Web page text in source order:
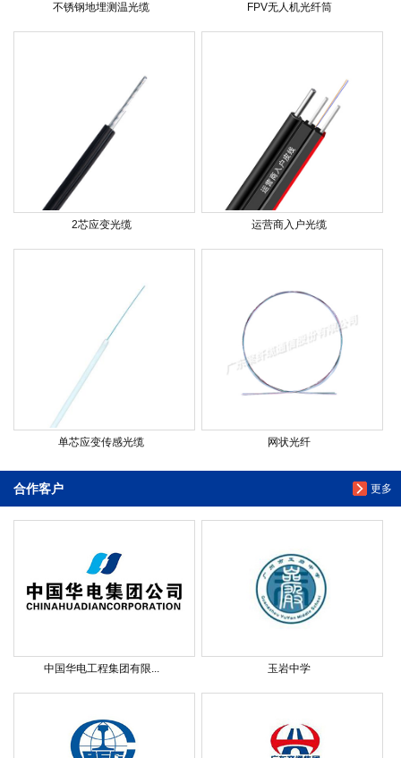
不锈钢地埋测温光缆 FPV无人机光纤筒
2芯应变光缆 运营商入户光缆
单芯应变传感光缆 网状光纤
更多
合作客户
中国华电工程集团有限... 玉岩中学